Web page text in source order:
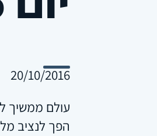
20/10/2016
עולם ממשיך
הפך לנציב